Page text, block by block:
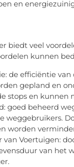
en
biedt veel
kunnen
de efficiëntie
gepland en
stops en kunnen
goed beheerd
weggebruikers.
worden
van Voertuigen:
van het